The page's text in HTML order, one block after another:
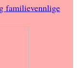
familievennlige